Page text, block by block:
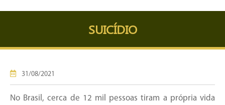
SUICÍDIO
31/08/2021
No Brasil, cerca de 12 mil pessoas tiram a própria vida